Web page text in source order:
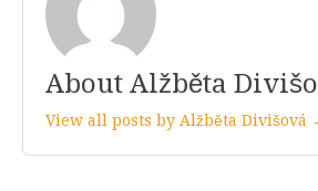
About Alžběta
View all posts by Alžběta Divišová